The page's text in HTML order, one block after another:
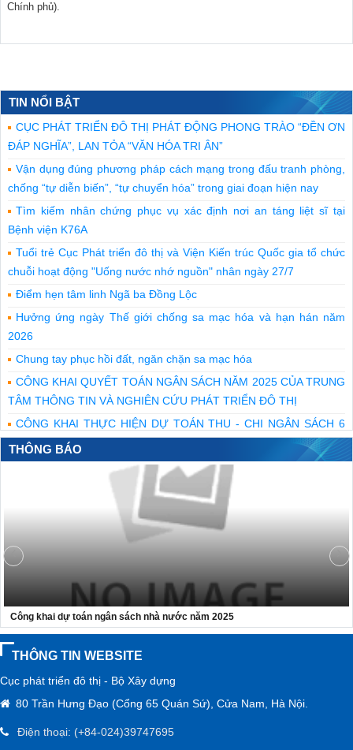
Chính phủ).
TIN NỔI BẬT
CỤC PHÁT TRIỂN ĐÔ THỊ PHÁT ĐỘNG PHONG TRÀO “ĐỀN ƠN
ĐÁP NGHĨA”, LAN TỎA “VĂN HÓA TRI ÂN”
Vận dụng đúng phương pháp cách mạng trong đấu tranh phòng,
chống “tự diễn biến”, “tự chuyển hóa” trong giai đoạn hiện nay
Tìm kiếm nhân chứng phục vụ xác định nơi an táng liệt sĩ tại
Bệnh viện K76A
Tuổi trẻ Cục Phát triển đô thị và Viện Kiến trúc Quốc gia tổ chức
chuỗi hoạt động "Uống nước nhớ nguồn" nhân ngày 27/7
Điểm hẹn tâm linh Ngã ba Đồng Lộc
Hưởng ứng ngày Thế giới chống sa mạc hóa và hạn hán năm
2026
Chung tay phục hồi đất, ngăn chặn sa mạc hóa
CÔNG KHAI QUYẾT TOÁN NGÂN SÁCH NĂM 2025 CỦA TRUNG
TÂM THÔNG TIN VÀ NGHIÊN CỨU PHÁT TRIỂN ĐÔ THỊ
CÔNG KHAI THỰC HIỆN DỰ TOÁN THU - CHI NGÂN SÁCH 6
THÁNG NĂM 2026 CỦA TRUNG TÂM THÔNG TIN VÀ NGHIÊN
CỨU PHÁT TRIỂN ĐÔ THỊ
Bộ Xây dựng tri ân những người đã ngã xuống để giữ mạch máu
Bộ trưởng Trần Hồng Minh dâng hương tưởng niệm các anh
hùng liệt sĩ tại Quảng Trị
CÔNG KHAI THỰC HIỆN DỰ TOÁN THU, CHI NGÂN SÁCH 6
THÁNG ĐẦU NĂM 2026 - CỤC PHÁT TRIỂN ĐÔ THỊ
THÔNG BÁO
Công khai dự toán ngân sách nhà nước năm 2025
THÔNG TIN WEBSITE
Cục phát triển đô thị - Bộ Xây dựng
80 Trần Hưng Đạo (Cổng 65 Quán Sứ), Cửa Nam, Hà Nội.
Điện thoại: (+84-024)39747695